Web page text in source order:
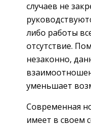
случаев не
либо работы
отсутствие.
незаконно,
уменьшает
Современная
имеет в своем